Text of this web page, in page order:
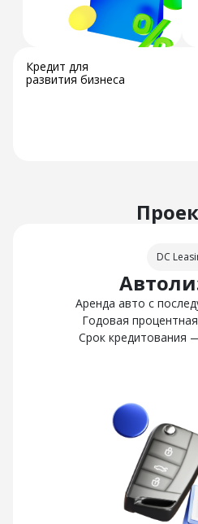
Кредит для
развития бизнеса
DC
Аренда авто с
Годовая
Срок кредитования